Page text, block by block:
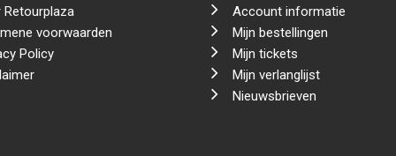
Retourplaza
voorwaarden
Policy
Account informatie
Mijn bestellingen
Mijn tickets
Mijn verlanglijst
Nieuwsbrieven